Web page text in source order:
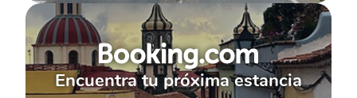
Encuentra tu próxima estancia